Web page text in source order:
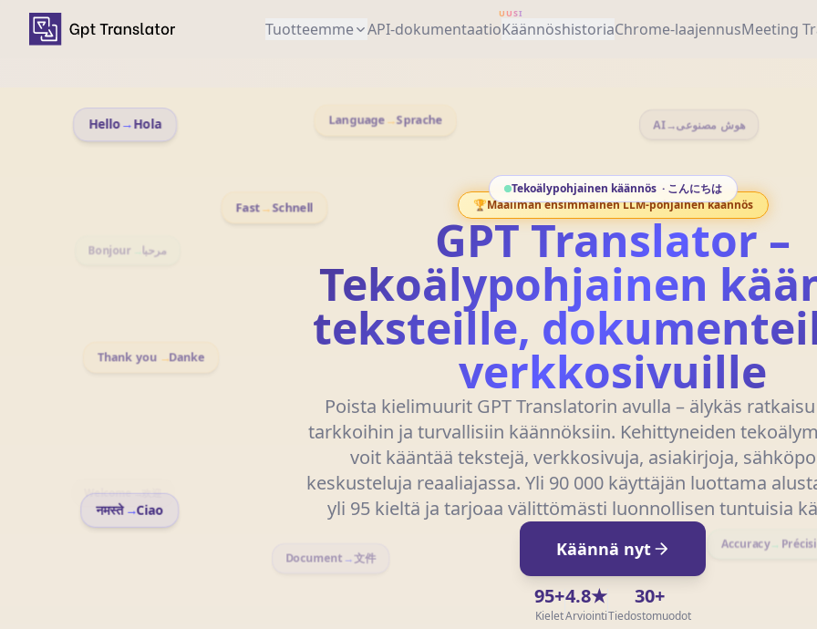
Tuotteemme API-dokumentaatio
UUSI
KäännöshistoriaChrome-laajennusMeeting
Hello →Hola
Bonjour→ مرحبا
Thank you→ Danke
Welcome → 欢迎
नमस्ते →Ciao
AI
Document→文件
Accuracy
Schnell
Tekoälypohjainen käännös·你好
🏆Maailman ensimmäinen LLM-pohjainen käännös
GPT Translator –
Tekoälypohjainen
teksteille,
verkkosivuille
Poista kielimuurit GPT Translatorin avulla – älykäs
tarkkoihin ja turvallisiin käännöksiin. Kehittyneiden
voit kääntää tekstejä, verkkosivuja, asiakirjoja,
keskusteluja reaaliajassa. Yli 90 000 käyttäjän luottama
yli 95 kieltä ja tarjoaa välittömästi luonnollisen tuntuisia
Käännä nyt
95+
Kielet
4.8★
Arviointi
30+
Tiedostomuodot